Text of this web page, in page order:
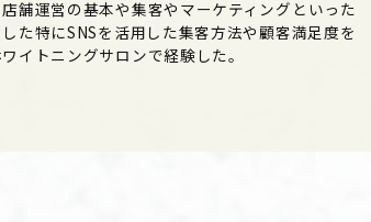
舗運営の基本や集客やマーケティングといった
た特にSNSを活用した集客方法や顧客満足度を
イトニングサロンで経験した。